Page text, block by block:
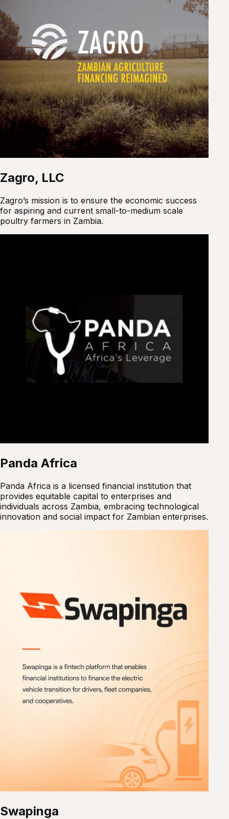
Zagro, LLC
Zagro’s mission is to ensure the economic success
for aspiring and current small-to-medium scale
poultry farmers in Zambia.
Panda Africa
Panda Africa is a licensed financial institution that
provides equitable capital to enterprises and
individuals across Zambia, embracing technological
innovation and social impact for Zambian enterprises.
Swapinga